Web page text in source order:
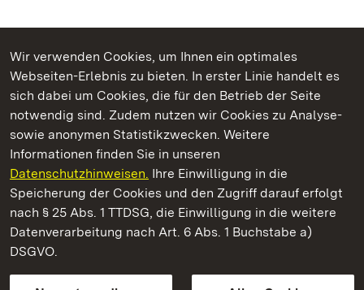
Wir verwenden Cookies, um Ihnen ein optimales
Webseiten-Erlebnis zu bieten. In erster Linie handelt es
sich dabei um Cookies, die für den Betrieb der Seite
notwendig sind. Zudem nutzen wir Cookies zu Analyse-
sowie anonymen Statistikzwecken. Weitere
Informationen finden Sie in unseren
Datenschutzhinweisen. Ihre Einwilligung in die
Speicherung der Cookies und den Zugriff darauf erfolgt
nach § 25 Abs. 1 TTDSG, die Einwilligung in die weitere
Datenverarbeitung nach Art. 6 Abs. 1 Buchstabe a)
DSGVO.
Kommen. Staunen. Genießen.
Kloster und Schloss Salem
Staatliche Schlösser und Gärten Baden-Württemberg
Kontakt
GebärdenspracheLeichte Sprache